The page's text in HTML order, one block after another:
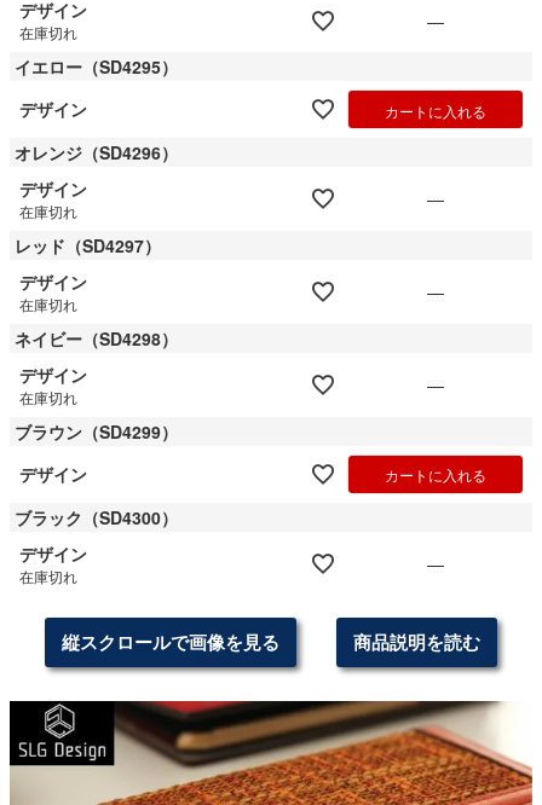
デザイン
在庫切れ
—
イエロー（SD4295）
デザイン
カートに入れる
オレンジ（SD4296）
デザイン
在庫切れ
—
レッド（SD4297）
デザイン
在庫切れ
—
ネイビー（SD4298）
デザイン
在庫切れ
—
ブラウン（SD4299）
デザイン
カートに入れる
ブラック（SD4300）
デザイン
在庫切れ —
縦スクロールで画像を見る 商品説明を読む